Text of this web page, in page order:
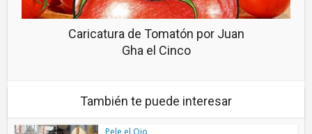
Caricatura de Tomatón por Juan
Gha el Cinco
También te puede interesar
Pele el Ojo